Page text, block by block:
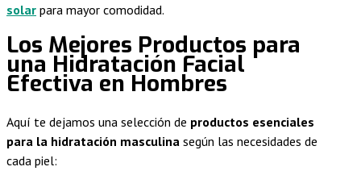
solar para mayor comodidad.
Los Mejores Productos para
una Hidratación Facial
Efectiva en Hombres
Aquí te dejamos una selección de productos esenciales
para la hidratación masculina según las necesidades de
cada piel: